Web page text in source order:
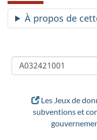
À propos de
Les Jeux de
subventions et